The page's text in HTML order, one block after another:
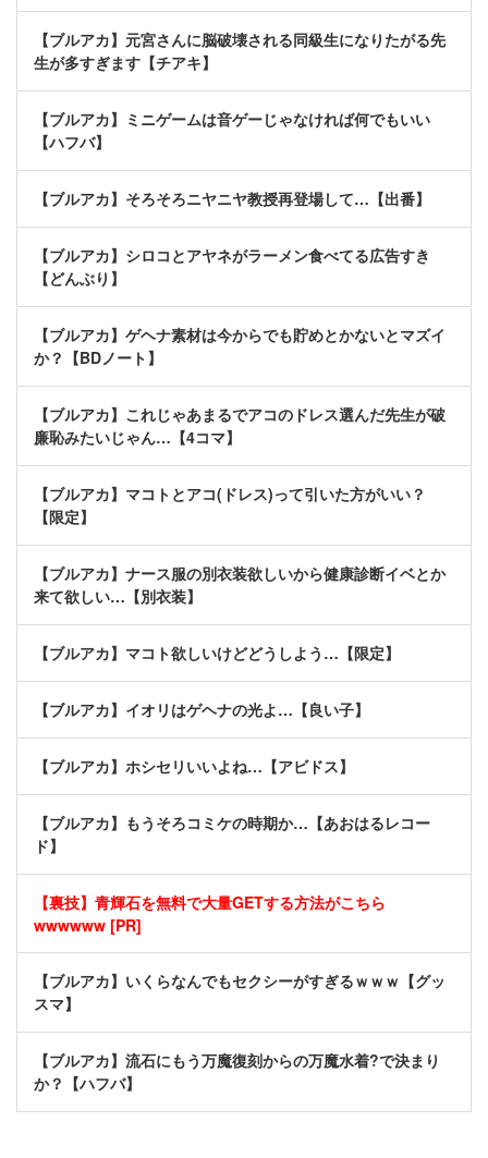
【ブルアカ】元宮さんに脳破壊される同級生になりたがる先
生が多すぎます【チアキ】
【ブルアカ】ミニゲームは音ゲーじゃなければ何でもいい
【ハフバ】
【ブルアカ】そろそろニヤニヤ教授再登場して…【出番】
【ブルアカ】シロコとアヤネがラーメン食べてる広告すき
【どんぶり】
【ブルアカ】ゲヘナ素材は今からでも貯めとかないとマズイ
か？【BDノート】
【ブルアカ】これじゃあまるでアコのドレス選んだ先生が破
廉恥みたいじゃん…【4コマ】
【ブルアカ】マコトとアコ(ドレス)って引いた方がいい？
【限定】
【ブルアカ】ナース服の別衣装欲しいから健康診断イベとか
来て欲しい…【別衣装】
【ブルアカ】マコト欲しいけどどうしよう…【限定】
【ブルアカ】イオリはゲヘナの光よ…【良い子】
【ブルアカ】ホシセリいいよね…【アビドス】
【ブルアカ】もうそろコミケの時期か…【あおはるレコー
ド】
【裏技】青輝石を無料で大量GETする方法がこちら
wwwwww [PR]
【ブルアカ】いくらなんでもセクシーがすぎるｗｗｗ【グッ
スマ】
【ブルアカ】流石にもう万魔復刻からの万魔水着?で決まり
か？【ハフバ】